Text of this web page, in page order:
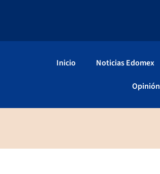
Inicio Noticias Edomex
Opinión